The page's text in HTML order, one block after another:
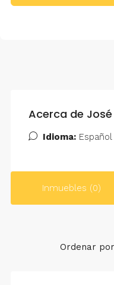
Acerca de José
Idioma: Español
Inmuebles (0)
Ordenar